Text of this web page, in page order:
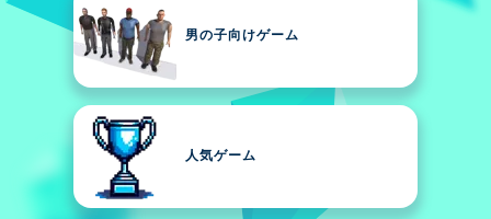
男の子向けゲーム
人気ゲーム